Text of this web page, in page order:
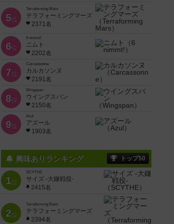
5位
Terraforming Mars
テラフォーミングマーズ
2371名
6位
6 nimmt!
ニムト
2202名
7位
Carcassonne
カルカソンヌ
2191名
8位
Wingspan
ウイングスパン
2150名
9位
Azul
アズール
1903名
興味ありランキング トップ50
1位
SCYTHE
サイズ -大鎌戦役-
2415名
2位
Terraforming Mars
テラフォーミングマーズ
2394名